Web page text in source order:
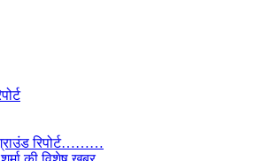
रिपोर्ट………